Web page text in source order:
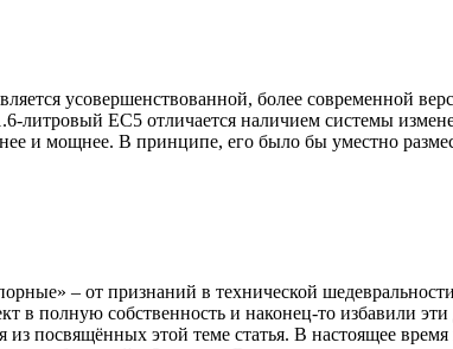
усовершенствованной, более современной
EC5 отличается наличием системы
и мощнее. В принципе, его было бы уместно
– от признаний в технической
полную собственность и наконец-то избавили
посвящённых этой теме статья. В настоящее